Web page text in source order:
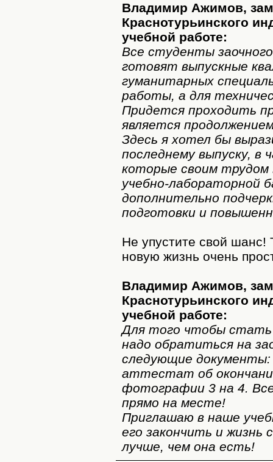
Владимир Ажимов,
Краснотурьинского
учебной работе:
Все студенты
готовят выпускные
гуманитарных
работы, а для
Придется проходить
является
Здесь я хотел бы
последнему выпуску,
которые своим трудом
учебно-лабораторной
дополнительно
подготовки и
Не упустите свой
новую жизнь очень
Владимир Ажимов,
Краснотурьинского
учебной работе:
Для того чтобы
надо обратиться на
следующие документы:
аттестат об
фотографии 3 на 4.
прямо на месте!
Приглашаю в наше
его закончить и жизнь
лучше, чем она есть!